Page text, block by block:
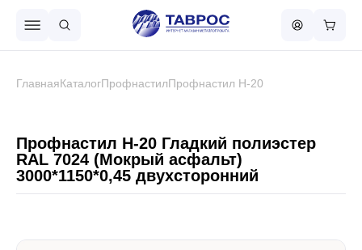
Металлочерепица
ГлавнаяКаталогПрофнастилПрофнастил Н-20
Профнастил Н-20 Гладкий полиэстер
RAL 7024 (Мокрый асфальт)
3000*1150*0,45 двухсторонний